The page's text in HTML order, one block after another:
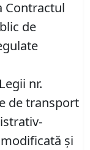
Contractul
de
nr.
de transport
şi